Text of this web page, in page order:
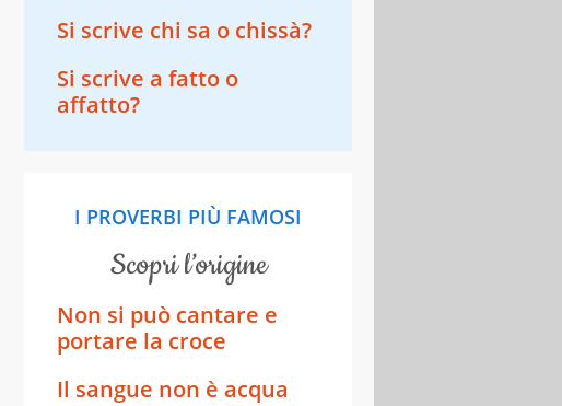
Si scrive chi sa o chissà?
Si scrive a fatto o
affatto?
I PROVERBI PIÙ FAMOSI
scopri l’origine
Non si può cantare e
portare la croce
Il sangue non è acqua